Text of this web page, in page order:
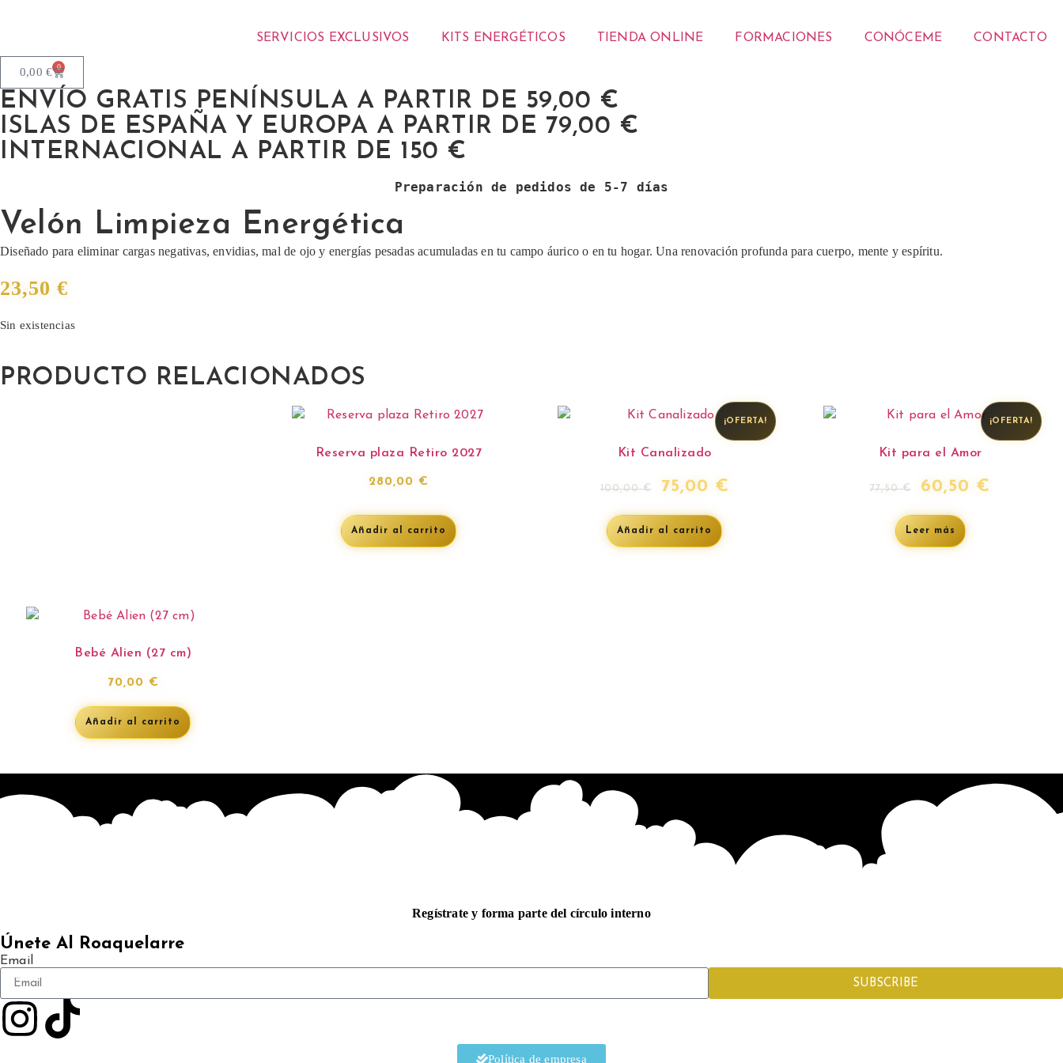
SERVICIOS EXCLUSIVOS KITS ENERGÉTICOS TIENDA ONLINE FORMACIONES CONÓCEME CONTACTO
0,00 € 0
ENVÍO GRATIS PENÍNSULA A PARTIR DE 59,00 €
ISLAS DE ESPAÑA Y EUROPA A PARTIR DE 79,00 €
INTERNACIONAL A PARTIR DE 150 €
Preparación de pedidos de 5-7 días
Velón Limpieza Energética
Diseñado para eliminar cargas negativas, envidias, mal de ojo y energías pesadas acumuladas en tu campo áurico o en tu hogar. Una renovación profunda para cuerpo, mente y espíritu.
23,50 €
Sin existencias
PRODUCTO RELACIONADOS
Reserva plaza Retiro 2027
280,00 €
Añadir al carrito
¡OFERTA!
Kit Canalizado
100,00€ 75,00 €
Añadir al carrito
¡OFERTA!
Kit para el Amor
77,50€ 60,50 €
Leer más
Bebé Alien (27 cm)
70,00 €
Añadir al carrito
Regístrate y forma parte del círculo interno
Únete Al Roaquelarre
Email
SUBSCRIBE
Política de empresa